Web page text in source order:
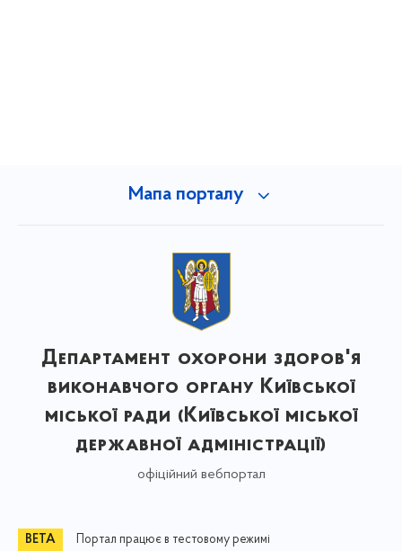
Мапа порталу
Департамент охорони здоров'я
виконавчого органу Київської
міської ради (Київської міської
державної адміністрації)
офіційний вебпортал
Портал працює в тестовому режимі